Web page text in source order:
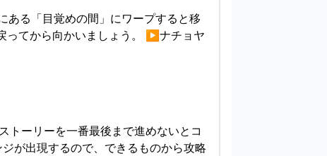
ある「目覚めの間」にワープすると移
ってから向かいましょう。 ▶︎ナチョヤ
トーリーを一番最後まで進めないとコ
が出現するので、できるものから攻略